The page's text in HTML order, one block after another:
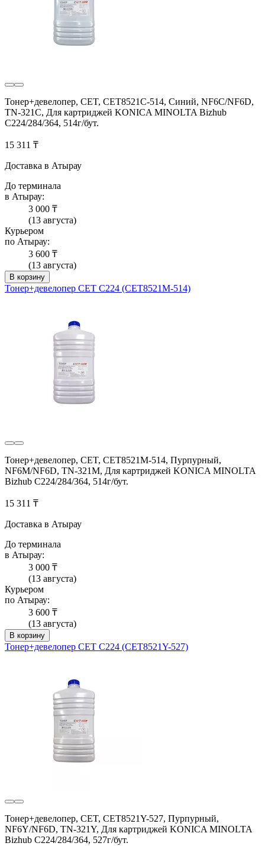
Тонер+девелопер, CET, CET8521C-514, Синий, NF6C/NF6D,
TN-321C, Для картриджей KONICA MINOLTA Bizhub
C224/284/364, 514г/бут.
15 311 ₸
Доставка в Атырау
До терминала
в Атырау:
3 000 ₸
(13 августа)
Курьером
по Атырау:
3 600 ₸
(13 августа)
В корзину
Тонер+девелопер CET C224 (CET8521M-514)
Тонер+девелопер, CET, CET8521M-514, Пурпурный,
NF6M/NF6D, TN-321M, Для картриджей KONICA MINOLTA
Bizhub C224/284/364, 514г/бут.
15 311 ₸
Доставка в Атырау
До терминала
в Атырау:
3 000 ₸
(13 августа)
Курьером
по Атырау:
3 600 ₸
(13 августа)
В корзину
Тонер+девелопер CET C224 (CET8521Y-527)
Тонер+девелопер, CET, CET8521Y-527, Пурпурный,
NF6Y/NF6D, TN-321Y, Для картриджей KONICA MINOLTA
Bizhub C224/284/364, 527г/бут.